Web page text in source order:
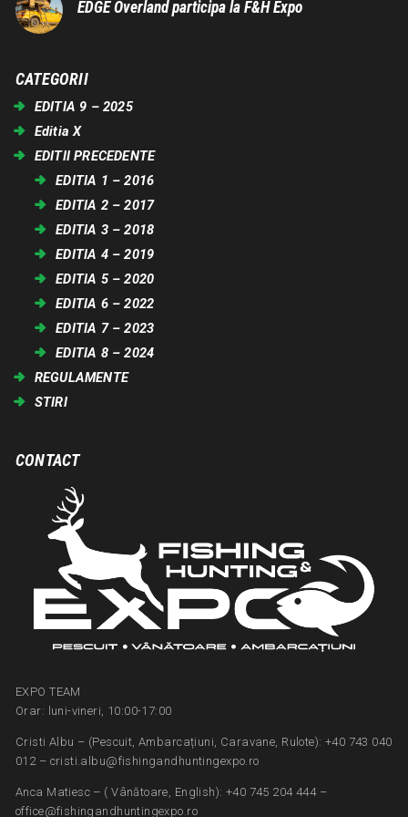
EDGE Overland participa la F&H Expo
CATEGORII
EDITIA 9 – 2025
Editia X
EDITII PRECEDENTE
EDITIA 1 – 2016
EDITIA 2 – 2017
EDITIA 3 – 2018
EDITIA 4 – 2019
EDITIA 5 – 2020
EDITIA 6 – 2022
EDITIA 7 – 2023
EDITIA 8 – 2024
REGULAMENTE
STIRI
CONTACT
EXPO TEAM
Orar: luni-vineri, 10:00-17:00
Cristi Albu – (Pescuit, Ambarcațiuni, Caravane, Rulote): +40 743 040
012 – cristi.albu@fishingandhuntingexpo.ro
Anca Matiesc – ( Vânătoare, English): +40 745 204 444 –
office@fishingandhuntingexpo.ro